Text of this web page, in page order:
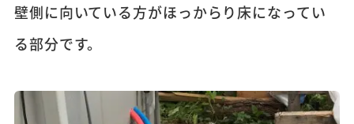
壁側に向いている方がほっからり床になってい
る部分です。